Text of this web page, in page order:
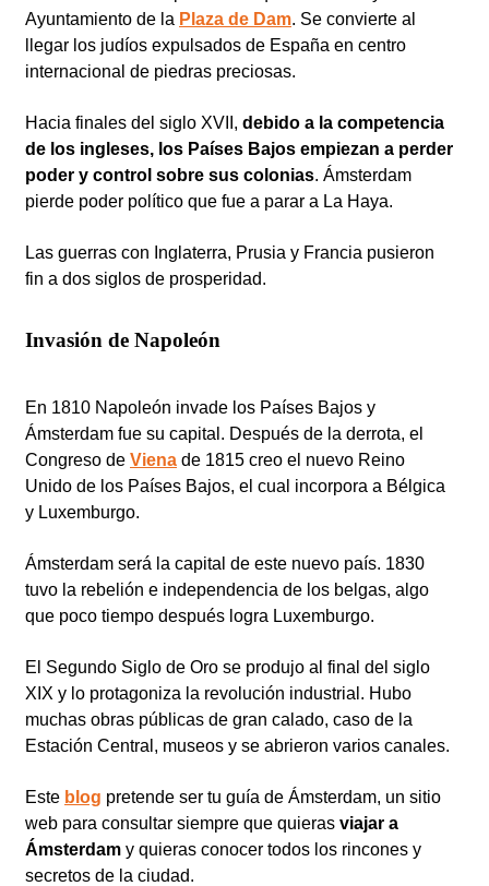
Ayuntamiento de la Plaza de Dam. Se convierte al
llegar los judíos expulsados de España en centro
internacional de piedras preciosas.
Hacia finales del siglo XVII, debido a la competencia
de los ingleses, los Países Bajos empiezan a perder
poder y control sobre sus colonias. Ámsterdam
pierde poder político que fue a parar a La Haya.
Las guerras con Inglaterra, Prusia y Francia pusieron
fin a dos siglos de prosperidad.
Invasión de Napoleón
En 1810 Napoleón invade los Países Bajos y
Ámsterdam fue su capital. Después de la derrota, el
Congreso de Viena de 1815 creo el nuevo Reino
Unido de los Países Bajos, el cual incorpora a Bélgica
y Luxemburgo.
Ámsterdam será la capital de este nuevo país. 1830
tuvo la rebelión e independencia de los belgas, algo
que poco tiempo después logra Luxemburgo.
El Segundo Siglo de Oro se produjo al final del siglo
XIX y lo protagoniza la revolución industrial. Hubo
muchas obras públicas de gran calado, caso de la
Estación Central, museos y se abrieron varios canales.
Este blog pretende ser tu guía de Ámsterdam, un sitio
web para consultar siempre que quieras viajar a
Ámsterdam y quieras conocer todos los rincones y
secretos de la ciudad.